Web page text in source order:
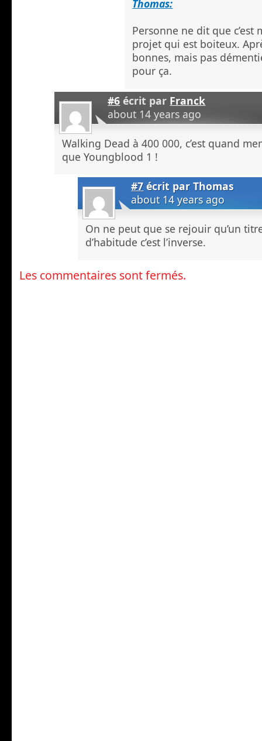
Thomas:
Personne ne dit que c’est
projet qui est boiteux.
bonnes, mais pas
pour ça.
#6 écrit par Franck
about 14 years ago
Walking Dead à 400 000, c’est quand
que Youngblood 1 !
#7écrit parThomas
about 14 years ago
On ne peut que se rejouir qu’un
d’habitude c’est l’inverse.
Les commentaires sont fermés.